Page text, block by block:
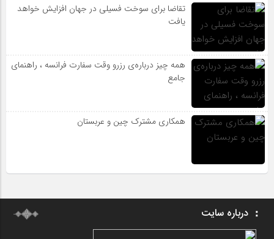
تقاضا برای سوخت فسیلی در جهان افزایش خواهد
یافت
همه چیز درباره‌ی رزرو وقت سفارت فرانسه ، راهنمای
جامع
همکاری مشترک چین و عربستان
درباره سایت